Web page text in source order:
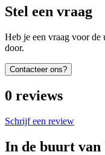
Stel een vraag
Heb je een vraag voor de
door.
Contacteer ons?
0 reviews
Schrijf een review
In de buurt van